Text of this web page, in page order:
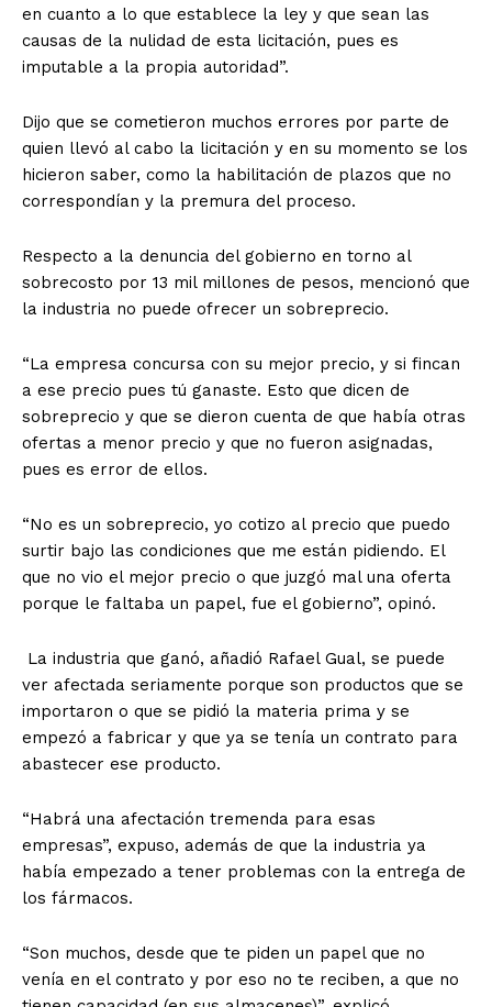
en cuanto a lo que establece la ley y que sean las
causas de la nulidad de esta licitación, pues es
imputable a la propia autoridad”.
Dijo que se cometieron muchos errores por parte de
quien llevó al cabo la licitación y en su momento se los
hicieron saber, como la habilitación de plazos que no
correspondían y la premura del proceso.
Respecto a la denuncia del gobierno en torno al
sobrecosto por 13 mil millones de pesos, mencionó que
la industria no puede ofrecer un sobreprecio.
“La empresa concursa con su mejor precio, y si fincan
a ese precio pues tú ganaste. Esto que dicen de
sobreprecio y que se dieron cuenta de que había otras
ofertas a menor precio y que no fueron asignadas,
pues es error de ellos.
“No es un sobreprecio, yo cotizo al precio que puedo
surtir bajo las condiciones que me están pidiendo. El
que no vio el mejor precio o que juzgó mal una oferta
porque le faltaba un papel, fue el gobierno”, opinó.
La industria que ganó, añadió Rafael Gual, se puede
ver afectada seriamente porque son productos que se
importaron o que se pidió la materia prima y se
empezó a fabricar y que ya se tenía un contrato para
abastecer ese producto.
“Habrá una afectación tremenda para esas
empresas”, expuso, además de que la industria ya
había empezado a tener problemas con la entrega de
los fármacos.
“Son muchos, desde que te piden un papel que no
venía en el contrato y por eso no te reciben, a que no